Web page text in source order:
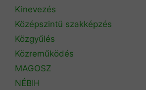
Kinevezés
Középszintű szakképzés
Közgyűlés
Közreműködés
MAGOSZ
NÉBIH